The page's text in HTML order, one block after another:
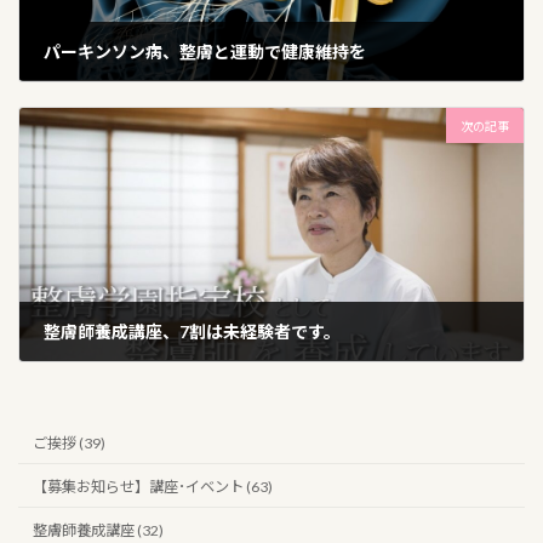
パーキンソン病、整膚と運動で健康維持を
次の記事
整膚師養成講座、7割は未経験者です。
ご挨拶 (39)
【募集お知らせ】講座･イベント (63)
整膚師養成講座 (32)